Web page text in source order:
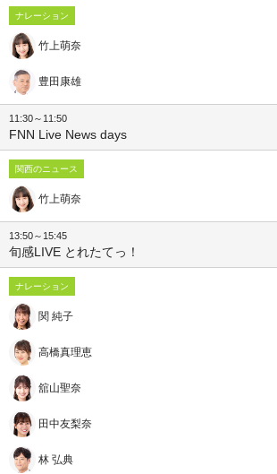
ナレーション
竹上萌奈
豊田康雄
11:30～11:50
FNN Live News days
関西のニュース
竹上萌奈
13:50～15:45
旬感LIVE とれたてっ！
ナレーション
関 純子
高橋真理恵
舘山聖奈
田中友梨奈
林 弘典